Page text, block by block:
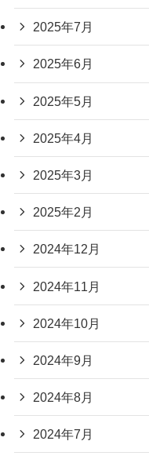
2025年7月
2025年6月
2025年5月
2025年4月
2025年3月
2025年2月
2024年12月
2024年11月
2024年10月
2024年9月
2024年8月
2024年7月